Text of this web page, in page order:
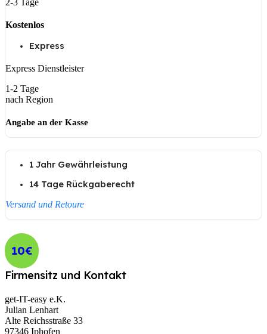
2-3 Tage
Kostenlos
Express
Express Dienstleister
1-2 Tage
nach Region
Angabe an der Kasse
1 Jahr Gewährleistung
14 Tage Rückgaberecht
Versand und Retoure
10€
Firmensitz und Kontakt
get-IT-easy e.K.
Julian Lenhart
Alte Reichsstraße 33
97346 Iphofen